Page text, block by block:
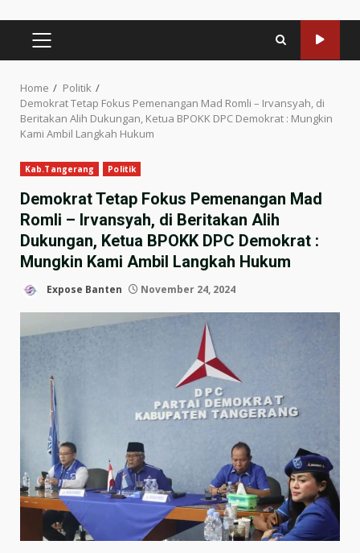
PRIMARY
MENU
Home
Politik
Demokrat Tetap Fokus Pemenangan Mad Romli – Irvansyah, di
Beritakan Alih Dukungan, Ketua BPOKK DPC Demokrat : Mungkin
Kami Ambil Langkah Hukum
Kab.Tangerang Politik
Demokrat Tetap Fokus Pemenangan Mad
Romli – Irvansyah, di Beritakan Alih
Dukungan, Ketua BPOKK DPC Demokrat :
Mungkin Kami Ambil Langkah Hukum
Expose Banten November 24, 2024